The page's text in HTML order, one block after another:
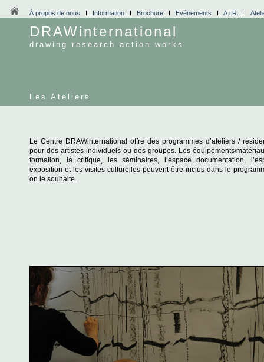
À propos de nous I Information I Brochure I Evénements I A.i.R. I
DRAWinternational
drawing research action works
Les Ateliers
Le Centre DRAWinternational offre des programmes d’ateliers /
pour des artistes individuels ou des groupes. Les équipements/
formation, la critique, les séminaires, l’espace documentation,
exposition et les visites culturelles peuvent être inclus dans le
on le souhaite.